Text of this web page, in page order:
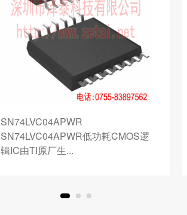
SN74LVC04APWR
SN74LVC04APWR低功耗CMOS逻
辑IC由TI原厂生...